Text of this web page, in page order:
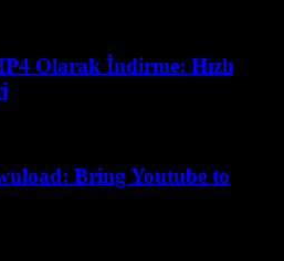
Olarak İndirme: Hızlı
Bring Youtube to